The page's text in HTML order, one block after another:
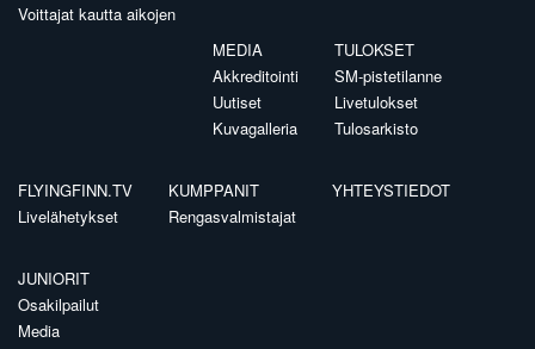
Voittajat kautta aikojen
MEDIA
Akkreditointi
Uutiset
Kuvagalleria
TULOKSET
SM-pistetilanne
Livetulokset
Tulosarkisto
FLYINGFINN.TV
Livelähetykset
KUMPPANIT
Rengasvalmistajat
YHTEYSTIEDOT
JUNIORIT
Osakilpailut
Media